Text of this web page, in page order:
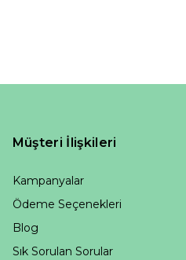
Müşteri İlişkileri
Kampanyalar
Ödeme Seçenekleri
Blog
Sık Sorulan Sorular